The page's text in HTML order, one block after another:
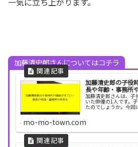
加藤清史郎さんについてはコチラ
加藤清史郎の子役
長や年齢・事務所
加藤清史郎さんは、子
いた俳優の1人です。
たのでしょうか。今
以外もす...
mo-mo-town.com